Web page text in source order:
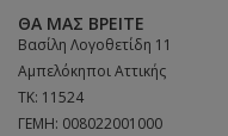
ΘΑ ΜΑΣ ΒΡΕΊΤΕ
Βασίλη Λογοθετίδη 11
Αμπελόκηποι Αττικής
ΤΚ: 11524
ΓΕΜΗ: 008022001000